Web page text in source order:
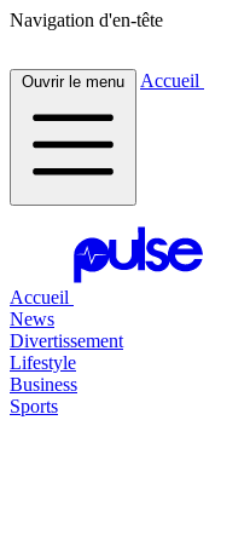
Navigation d'en-tête
Ouvrir le menu Accueil
Accueil
News
Divertissement
Lifestyle
Business
Sports